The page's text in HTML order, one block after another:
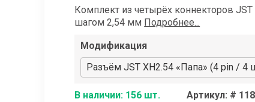
Комплект из четырёх коннекторов
шагом 2,54 мм Подробнее...
Модификация
Разъём JST XH2.54 «Папа» (4 pin / 4
В наличии: 156 шт. Артикул: # 118